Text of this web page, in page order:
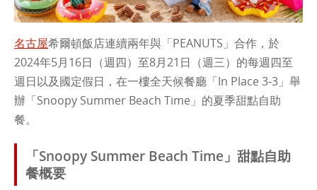
名古屋希爾頓飯店連續兩年與「PEANUTS」合作，於
2024年5月16日（週四）至8月21日（週三）的每週四至
週日以及國定假日，在一樓全天候餐廳「In Place 3-3」舉
辦「Snoopy Summer Beach Time」的夏季甜點自助
餐。
「Snoopy Summer Beach Time」甜點自助
餐概要